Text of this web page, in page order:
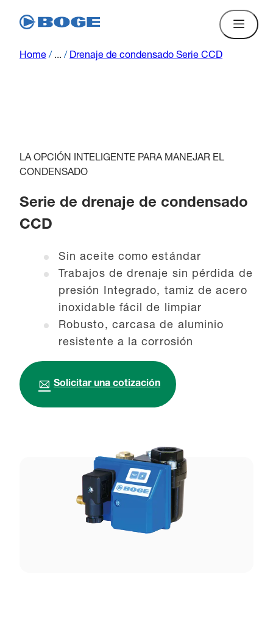
Home / ... / Drenaje de condensado Serie CCD
LA OPCIÓN INTELIGENTE PARA MANEJAR EL
CONDENSADO
Serie de drenaje de condensado
CCD
Sin aceite como estándar
Trabajos de drenaje sin pérdida de
presión Integrado, tamiz de acero
inoxidable fácil de limpiar
Robusto, carcasa de aluminio
resistente a la corrosión
Solicitar una cotización